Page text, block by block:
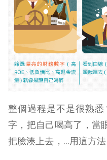
整個過程是不是很熟
字，把自己喝高了，當
把臉湊上去，…用這方